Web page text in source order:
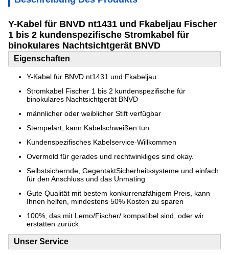
Y-Kabel für BNVD nt1431 und Fkabeljau Fischer
1 bis 2 kundenspezifische Stromkabel für
binokulares Nachtsichtgerät BNVD
Eigenschaften
Y-Kabel für BNVD nt1431 und Fkabeljau
Stromkabel Fischer 1 bis 2 kundenspezifische für
binokulares Nachtsichtgerät BNVD
männlicher oder weiblicher Stift verfügbar
Stempelart, kann Kabelschweißen tun
Kundenspezifisches Kabelservice-Willkommen
Overmold für gerades und rechtwinkliges sind okay.
Selbstsichernde, GegentaktSicherheitssysteme und einfach
für den Anschluss und das Unmating
Gute Qualität mit bestem konkurrenzfähigem Preis, kann
Ihnen helfen, mindestens 50% Kosten zu sparen
100%, das mit Lemo/Fischer/ kompatibel sind, oder wir
erstatten zurück
Unser Service